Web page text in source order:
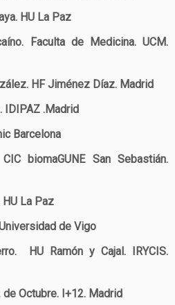
HU La Paz
Faculta de Medicina. UCM.
HF Jiménez Díaz. Madrid
IDIPAZ .Madrid
Barcelona
biomaGUNE San Sebastián.
HU La Paz
de Vigo
HU Ramón y Cajal. IRYCIS.
de Octubre. I+12. Madrid